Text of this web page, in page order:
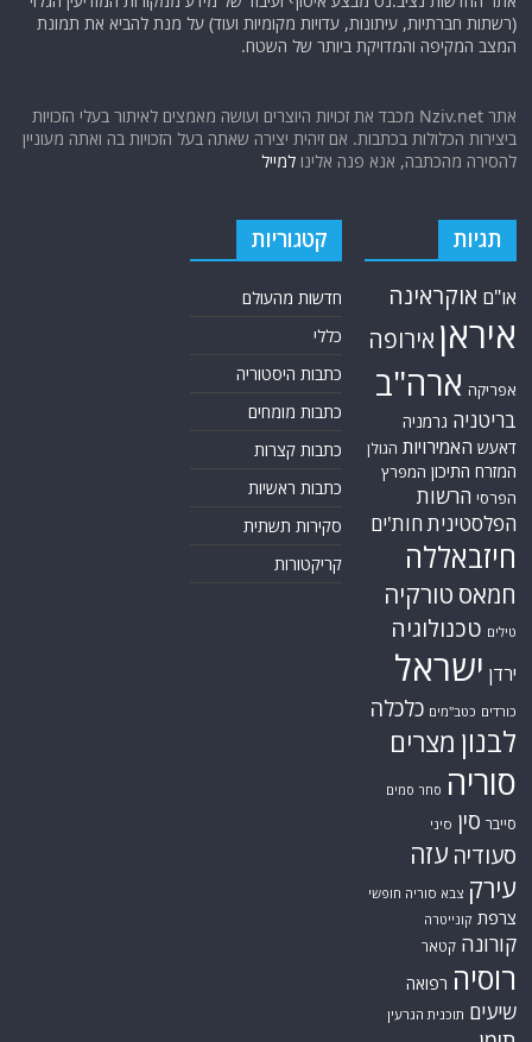
(רשתות חברתיות, עיתונות, עדויות מקומיות ועוד) על מנת להביא את תמונת
המצב המקיפה והמדויקת ביותר של השטח.
אתר Nziv.net מכבד את זכויות היוצרים ועושה מאמצים לאיתור בעלי הזכויות
ביצירות הכלולות בכתבות. אם זיהית יצירה שאתה בעל הזכויות בה ואתה מעוניין
להסירה מהכתבה, אנא פנה אלינולמייל
תגיות
או"ם אוקראינה
איראן אירופה
אפריקה ארה"ב
בריטניה גרמניה
דאעש האמירויות הגולן
המזרח התיכון המפרץ
הפרסי הרשות
הפלסטיניתחות'ים
חיזבאללה
חמאס טורקיה
טילים טכנולוגיה
ירדן ישראל
כורדים כטב"מים כלכלה
לבנון מצרים
סוריה סחר סמים
סייבר סין סיני
סעודיה עזה
עירק צבא סוריה חופשי
צרפת קונייטרה
קורונה קטאר
רוסיה רפואה
שיעים תוכנית הגרעין
קטגוריות
חדשות מהעולם
כללי
כתבות היסטוריה
כתבות מומחים
כתבות קצרות
כתבות ראשיות
סקירות תשתית
קריקטורות